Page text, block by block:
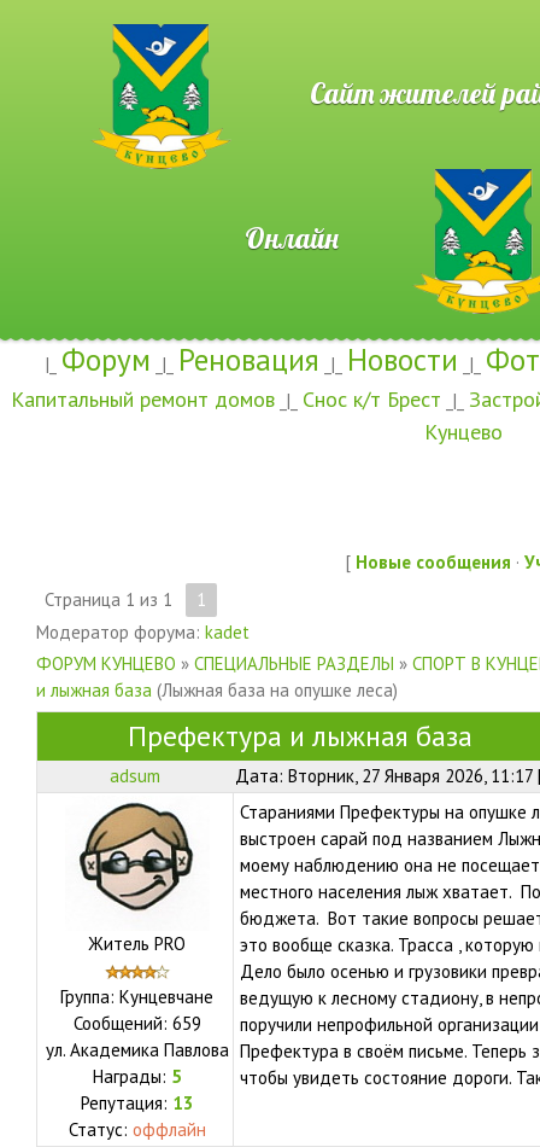
Сайт жителей
Онлайн
|_ Форум _|_ Реновация _|_ Новости _|_
Капитальный ремонт домов _|_ Снос к/т Брест _|_
Кунцево
[ Новые сообщения ·
Страница 1 из 1
1
Модератор форума: kadet
ФОРУМ КУНЦЕВО » СПЕЦИАЛЬНЫЕ РАЗДЕЛЫ » СПОРТ В
и лыжная база (Лыжная база на опушке леса)
Префектура и лыжная база
adsum Дата: Вторник, 27 Января 2026,
Житель PRO
Группа: Кунцевчане
Сообщений: 659
ул. Академика Павлова
Награды: 5
Репутация: 13
Статус: оффлайн
Стараниями Префектуры на опушке
выстроен сарай под названием
моему наблюдению она не
местного населения лыж хватает.
бюджета. Вот такие вопросы
это вообще сказка. Трасса ,
Дело было осенью и грузовики
ведущую к лесному стадиону, в
поручили непрофильной
Префектура в своём письме. Теперь
чтобы увидеть состояние дороги.